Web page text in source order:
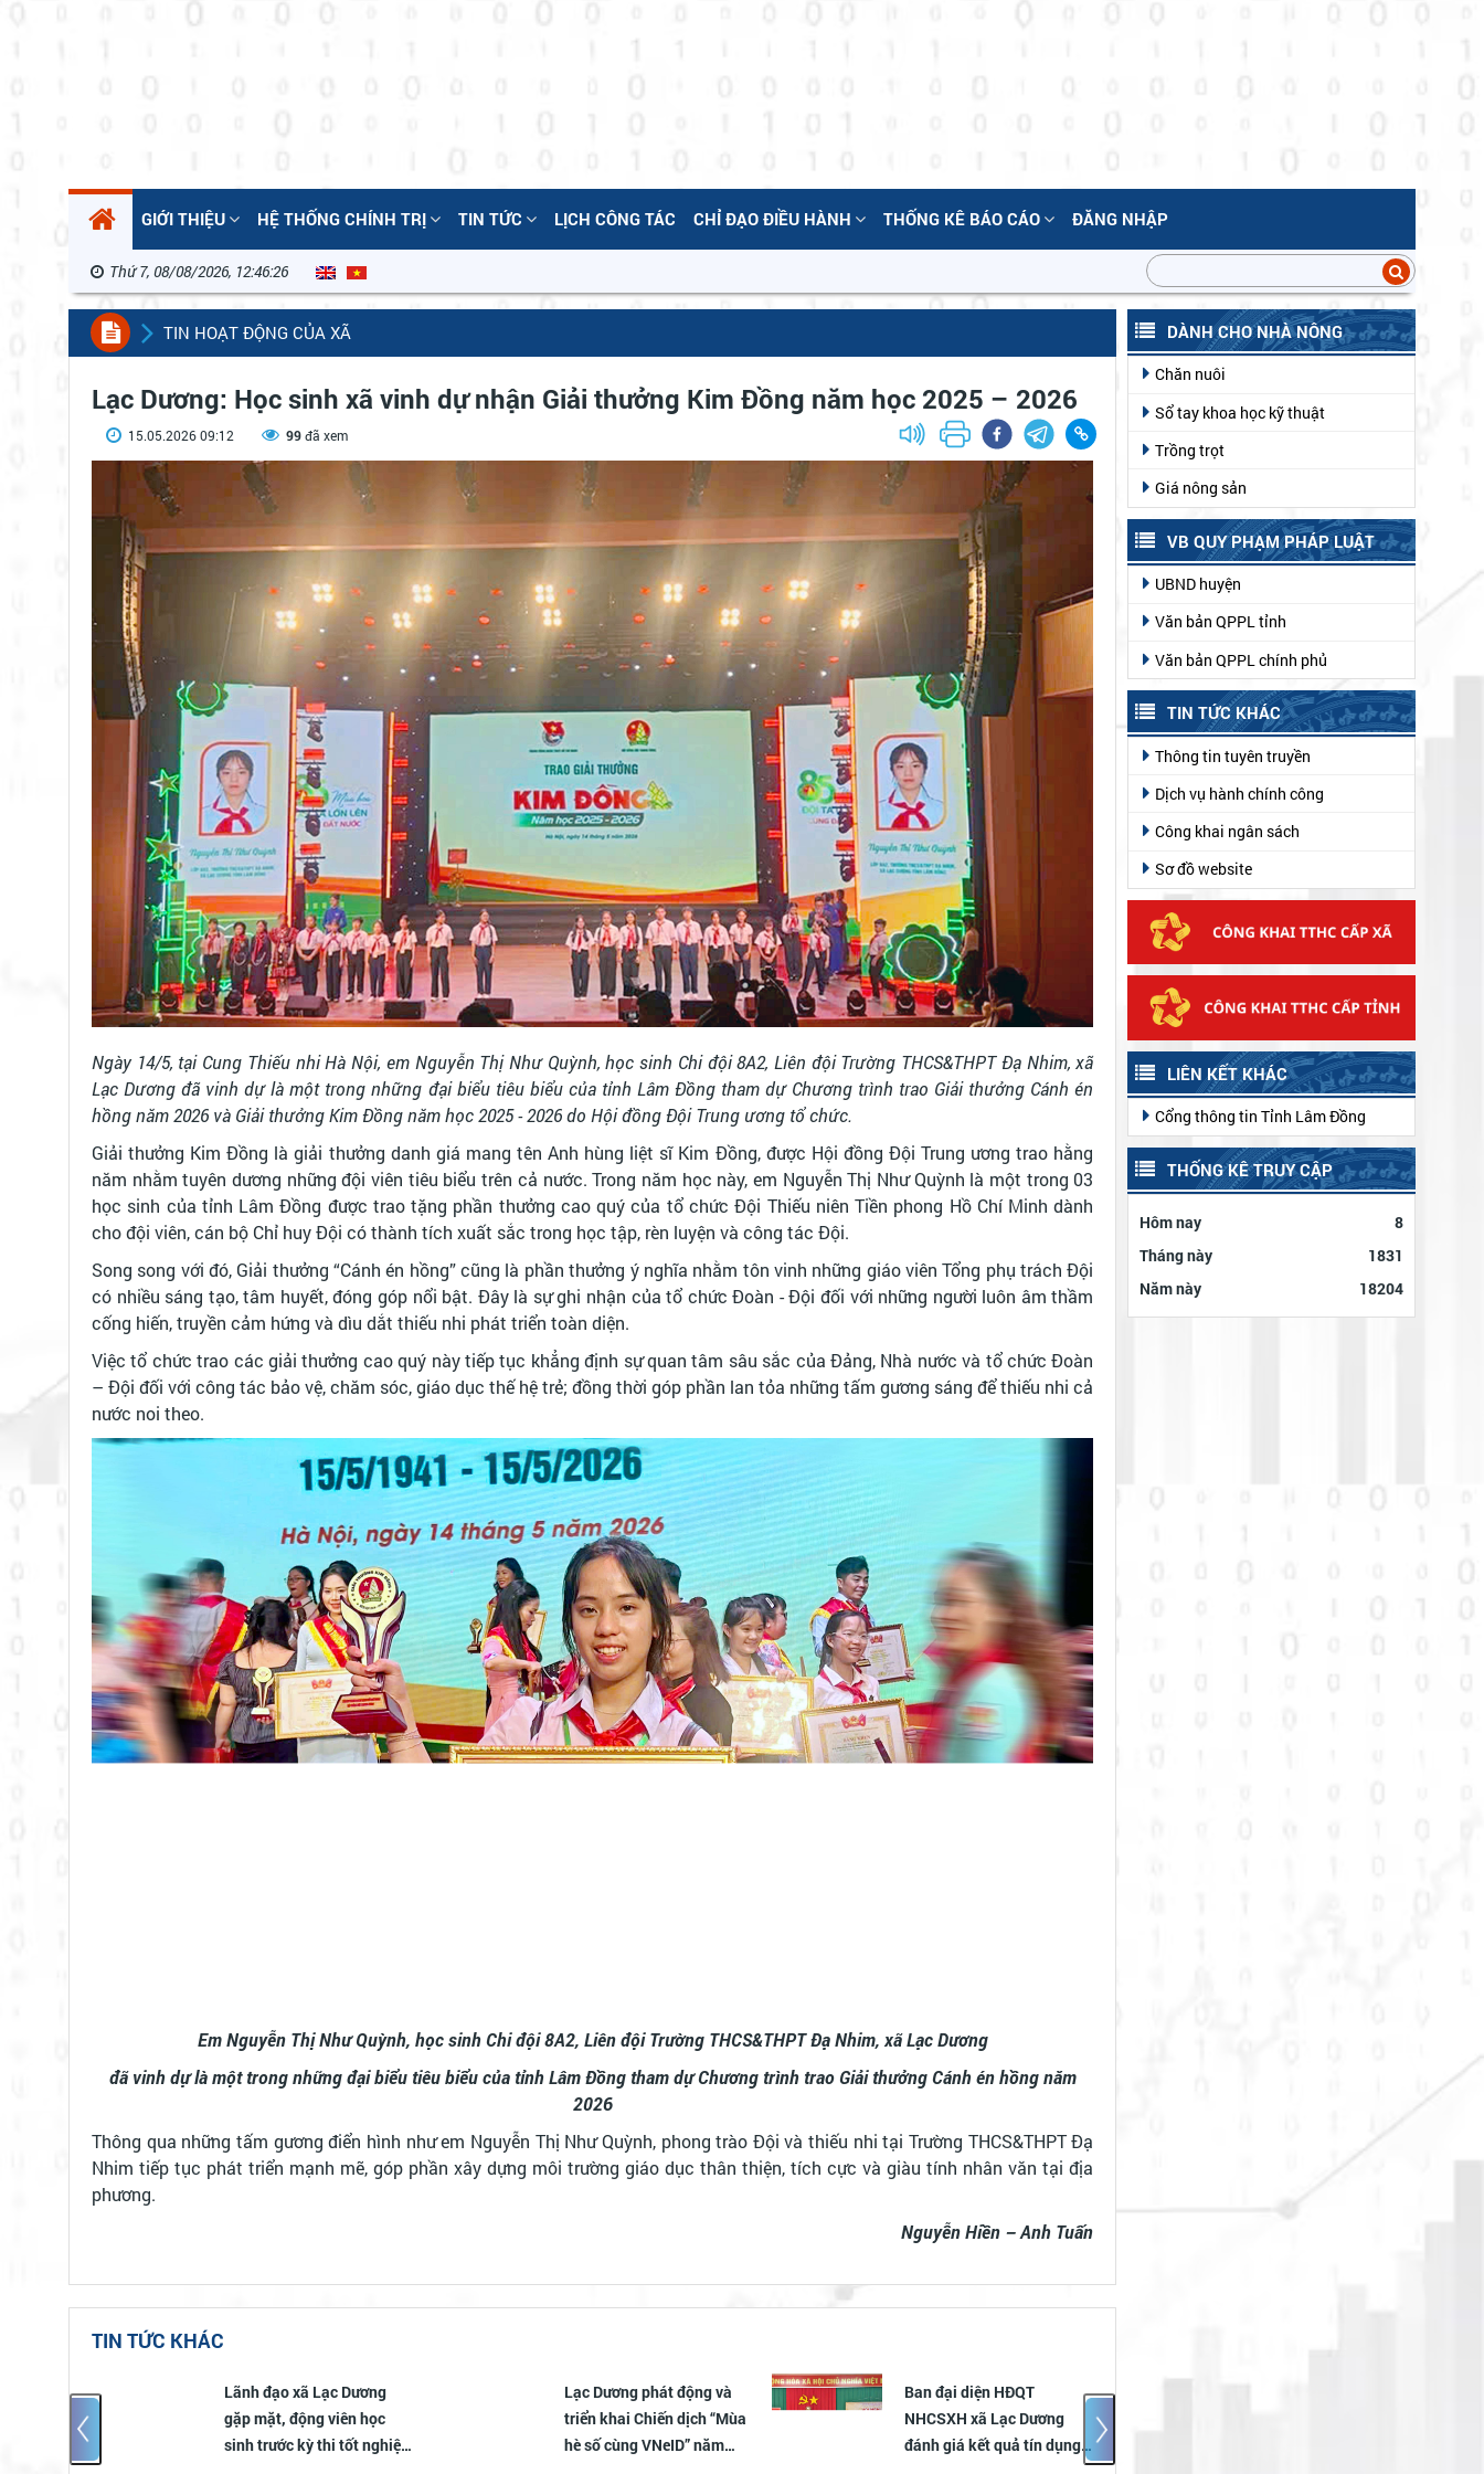
GIỚI THIỆU HỆ THỐNG CHÍNH TRỊ TIN TỨC LỊCH CÔNG TÁC CHỈ ĐẠO ĐIỀU HÀNH THỐNG KÊ BÁO CÁO ĐĂNG NHẬP
Thứ 7, 08/08/2026, 12:46:28
TIN HOẠT ĐỘNG CỦA XÃ
Lạc Dương: Học sinh xã vinh dự nhận Giải thưởng Kim Đồng năm học 2025 – 2026
15.05.2026 09:12 99đã xem
Ngày 14/5, tại Cung Thiếu nhi Hà Nội, em Nguyễn Thị Như Quỳnh, học sinh Chi đội 8A2, Liên đội Trường THCS&THPT Đạ Nhim, xã
Lạc Dương đã vinh dự là một trong những đại biểu tiêu biểu của tỉnh Lâm Đồng tham dự Chương trình trao Giải thưởng Cánh én
hồng năm 2026 và Giải thưởng Kim Đồng năm học 2025 - 2026 do Hội đồng Đội Trung ương tổ chức.
Giải thưởng Kim Đồng là giải thưởng danh giá mang tên Anh hùng liệt sĩ Kim Đồng, được Hội đồng Đội Trung ương trao hằng
năm nhằm tuyên dương những đội viên tiêu biểu trên cả nước. Trong năm học này, em Nguyễn Thị Như Quỳnh là một trong 03
học sinh của tỉnh Lâm Đồng được trao tặng phần thưởng cao quý của tổ chức Đội Thiếu niên Tiền phong Hồ Chí Minh dành
cho đội viên, cán bộ Chỉ huy Đội có thành tích xuất sắc trong học tập, rèn luyện và công tác Đội.
Song song với đó, Giải thưởng “Cánh én hồng” cũng là phần thưởng ý nghĩa nhằm tôn vinh những giáo viên Tổng phụ trách Đội
có nhiều sáng tạo, tâm huyết, đóng góp nổi bật. Đây là sự ghi nhận của tổ chức Đoàn - Đội đối với những người luôn âm thầm
cống hiến, truyền cảm hứng và dìu dắt thiếu nhi phát triển toàn diện.
Việc tổ chức trao các giải thưởng cao quý này tiếp tục khẳng định sự quan tâm sâu sắc của Đảng, Nhà nước và tổ chức Đoàn
– Đội đối với công tác bảo vệ, chăm sóc, giáo dục thế hệ trẻ; đồng thời góp phần lan tỏa những tấm gương sáng để thiếu nhi cả
nước noi theo.
Em Nguyễn Thị Như Quỳnh, học sinh Chi đội 8A2, Liên đội Trường THCS&THPT Đạ Nhim, xã Lạc Dương
đã vinh dự là một trong những đại biểu tiêu biểu của tỉnh Lâm Đồng tham dự Chương trình trao Giải thưởng Cánh én hồng năm
2026
Thông qua những tấm gương điển hình như em Nguyễn Thị Như Quỳnh, phong trào Đội và thiếu nhi tại Trường THCS&THPT Đạ
Nhim tiếp tục phát triển mạnh mẽ, góp phần xây dựng môi trường giáo dục thân thiện, tích cực và giàu tính nhân văn tại địa
phương.
Nguyễn Hiền – Anh Tuấn
TIN TỨC KHÁC
Lạc Dương phát động và
triển khai Chiến dịch “Mùa
hè số cùng VNeID” năm
Ban đại diện HĐQT
NHCSXH xã Lạc Dương
đánh giá kết quả tín dụng
Xã Lạc Dương gặp mặt các
đồng chí nguyên Bí thư
Huyện ủy Lạc Dương qua
DÀNH CHO NHÀ NÔNG
Chăn nuôi
Sổ tay khoa học kỹ thuật
Trồng trọt
Giá nông sản
VB QUY PHẠM PHÁP LUẬT
UBND huyện
Văn bản QPPL tỉnh
Văn bản QPPL chính phủ
TIN TỨC KHÁC
Thông tin tuyên truyền
Dịch vụ hành chính công
Công khai ngân sách
Sơ đồ website
LIÊN KẾT KHÁC
Cổng thông tin Tỉnh Lâm Đồng
THỐNG KÊ TRUY CẬP
Hôm nay
8
Tháng này
1831
Năm này
18204